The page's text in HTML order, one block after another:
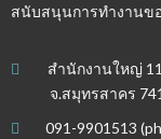
สนับสนุนการทำงานข
สำนักงานใหญ่
จ.สมุทรสาคร
091-9901513